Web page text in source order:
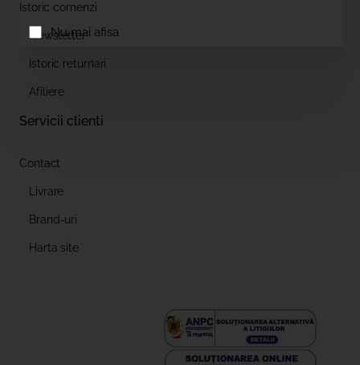
Nu mai afisa
Istoric comenzi
Newsletter
Istoric returnari
Afiliere
Servicii clienti
Contact
Livrare
Brand-uri
Harta site